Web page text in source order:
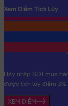
Xem Điểm Tích Lũy
Hãy nhập SĐT mua
được tích lũy điểm 3%
XEM ĐIỂM